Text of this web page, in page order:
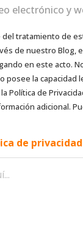
electrónico y
tratamiento de
de nuestro
en este acto.
posee la
Política de
adicional.
de privacidad